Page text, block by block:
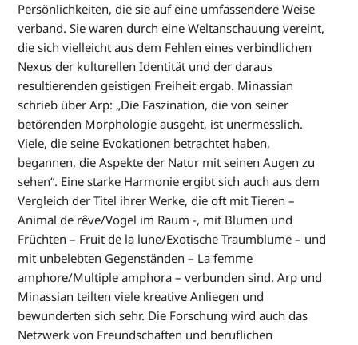
Persönlichkeiten, die sie auf eine umfassendere Weise
verband. Sie waren durch eine Weltanschauung vereint,
die sich vielleicht aus dem Fehlen eines verbindlichen
Nexus der kulturellen Identität und der daraus
resultierenden geistigen Freiheit ergab. Minassian
schrieb über Arp: „Die Faszination, die von seiner
betörenden Morphologie ausgeht, ist unermesslich.
Viele, die seine Evokationen betrachtet haben,
begannen, die Aspekte der Natur mit seinen Augen zu
sehen“. Eine starke Harmonie ergibt sich auch aus dem
Vergleich der Titel ihrer Werke, die oft mit Tieren –
Animal de rêve/Vogel im Raum -, mit Blumen und
Früchten – Fruit de la lune/Exotische Traumblume – und
mit unbelebten Gegenständen – La femme
amphore/Multiple amphora – verbunden sind. Arp und
Minassian teilten viele kreative Anliegen und
bewunderten sich sehr. Die Forschung wird auch das
Netzwerk von Freundschaften und beruflichen